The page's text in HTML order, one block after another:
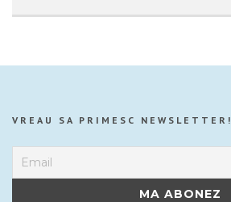
VREAU SA PRIMESC NEWSLETTER!